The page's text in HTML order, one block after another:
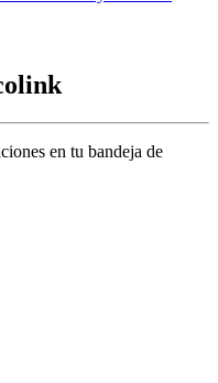
en tu bandeja de